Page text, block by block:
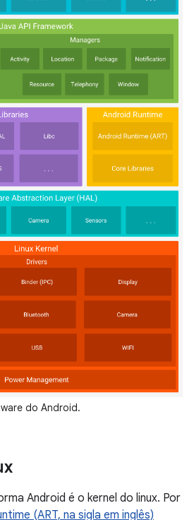
do Android.
Android é o kernel do linux. Por
(ART, na sigla em inglês)